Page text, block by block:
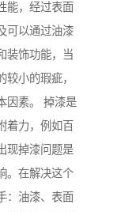
能，经过表面
可以通过油漆
装饰功能，当
小的瑕疵，
因素。 掉漆是
着力，例如百
现掉漆问题是
。在解决这个
：油漆、表面